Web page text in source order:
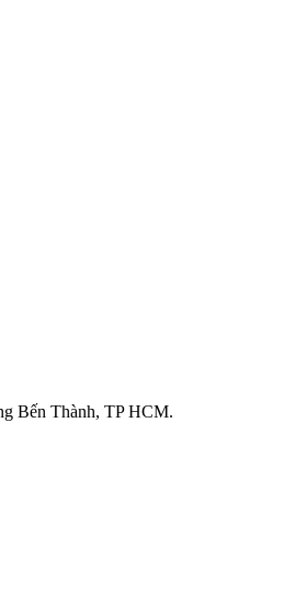
Bến Thành, TP HCM.